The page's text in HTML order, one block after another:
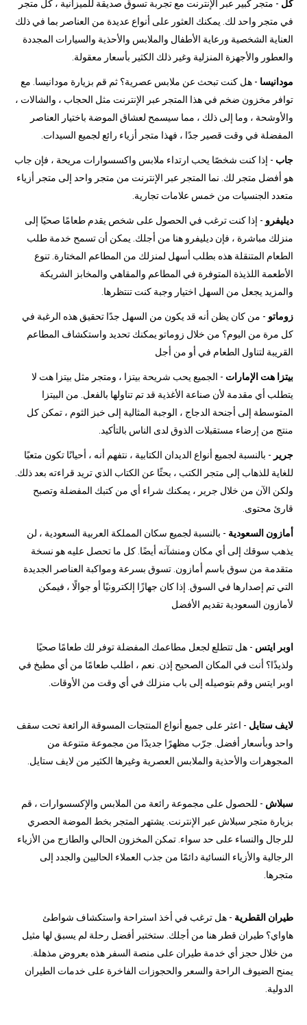
كل - متجر كبير عبر الإنترنت مع تجربة تسوق صديقة للميزانية ، كل متجر
في متجر واحد لك. يمكنك العثور على أنواع عديدة من العناصر بما في ذلك
العناية الشخصية ورعاية الأطفال والملابس والأحذية والسيارات المجددة
والعطور والأجهزة المنزلية وغير ذلك الكثير بأسعار معقولة.
مودانيسا - هل كنت تبحث عن ملابس عصرية؟ ثم قم بزيارة مودانيسا. مع
توافر مخزون ضخم في هذا المتجر عبر الإنترنت مثل الحجاب ، والشالات ،
والأوشحة ، وما إلى ذلك ، مما سيسمح لعشاق الموضة باختيار العناصر
المفضلة في وقت قصير جدًا ، فهذا متجر أزياء رائع لجميع السيدات.
جاب - إذا كنت شخصًا يحب ارتداء ملابس واكسسوارات مريحة ، فإن جاب
هو أفضل متجر لك. نما المتجر عبر الإنترنت من متجر واحد إلى متجر أزياء
متعدد الجنسيات من خمس علامات تجارية.
ديليفرو - إذا كنت ترغب في الحصول على شخص يقدم طعامًا صحيًا إلى
منزلك مباشرة ، فإن ديليفرو هنا من أجلك. يمكن أن تسمح خدمة طلب
الطعام المتنقلة هذه بطلب أسهل لمنزلك من المطاعم المختارة. تنوع
الأطعمة اللذيذة المتوفرة في المطاعم والمقاهي والمخابز الشريكة
والمزيد يجعل من السهل اختيار وجبة كنت تنتظرها.
زوماتو - من كان يظن أنه قد يكون من السهل جدًا تحقيق هذه الرغبة في
كل مرة من اليوم؟ من خلال زوماتو يمكنك تحديد واستكشاف المطاعم
القريبة لتناول الطعام في أو من أجل
بيتزا هت الإمارات - الجميع يحب شريحة بيتزا ، ومتجر مثل بيتزا هت لا
يتطلب أي مقدمة لأن صناعة الأغذية قد تم تناولها بالفعل. من البيتزا
المتوسطة إلى أجنحة الدجاج ، الوجبة المثالية إلى خبز الثوم ، تمكن كل
منتج من إرضاء مستقبلات الذوق لدى الناس بالتأكيد.
جرير - بالنسبة لجميع أنواع الديدان الكتابية ، نتفهم أنه ، أحيانًا تكون متعبًا
للغاية للذهاب إلى متجر الكتب ، بحثًا عن الكتاب الذي تريد قراءته بعد ذلك.
ولكن الآن من خلال جرير ، يمكنك شراء أي من كتبك المفضلة وتصبح
قارئ محتوى.
أمازون السعودية - بالنسبة لجميع سكان المملكة العربية السعودية ، لن
يذهب سوقك إلى أي مكان ومنشآته أيضًا. كل ما تحصل عليه هو نسخة
متقدمة من سوق باسم أمازون. تسوق بسرعة ومواكبة العناصر الجديدة
التي تم إصدارها في السوق. إذا كان جهازًا إلكترونيًا أو جوالًا ، فيمكن
لأمازون السعودية تقديم الأفضل
اوبر ايتس - هل تتطلع لجعل مطاعمك المفضلة توفر لك طعامًا صحيًا
ولذيذًا؟ أنت في المكان الصحيح إذن. نعم ، اطلب طعامًا من أي مطبخ في
اوبر ايتس وقم بتوصيله إلى باب منزلك في أي وقت من الأوقات.
لايف ستايل - اعثر على جميع أنواع المنتجات المسوقة الرائعة تحت سقف
واحد وبأسعار أفضل. جرّب مظهرًا جديدًا من مجموعة متنوعة من
المجوهرات والأحذية والملابس العصرية وغيرها الكثير من لايف ستايل.
سبلاش - للحصول على مجموعة رائعة من الملابس والإكسسوارات ، قم
بزيارة متجر سبلاش عبر الإنترنت. يشتهر المتجر بخط الموضة الحصري
للرجال والنساء على حد سواء. تمكن المخزون الحالي والطازج من الأزياء
الرجالية والأزياء النسائية دائمًا من جذب العملاء الحاليين والجدد إلى
متجرها.
طيران القطرية - هل ترغب في أخذ استراحة واستكشاف شواطئ
هاواي؟ طيران قطر هنا من أجلك. ستختبر أفضل رحلة لم يسبق لها مثيل
من خلال حجز أي خدمة طيران على منصة السفر هذه بعروض مذهلة.
يمنح الضيوف الراحة والسعر والحجوزات الفاخرة على خدمات الطيران
الدولية.